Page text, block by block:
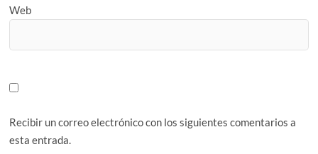
Web
Recibir un correo electrónico con los siguientes comentarios a
esta entrada.